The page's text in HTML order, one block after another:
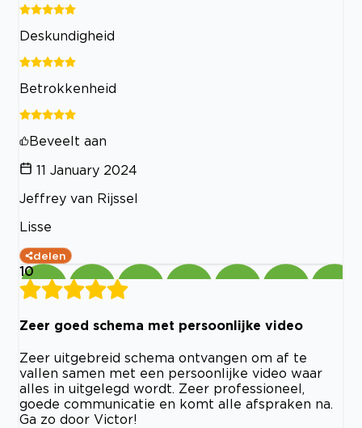
Deskundigheid
Betrokkenheid
Beveelt aan
11 January 2024
Jeffrey van Rijssel
Lisse
delen
10
Zeer goed schema met persoonlijke video
Zeer uitgebreid schema ontvangen om af te
vallen samen met een persoonlijke video waar
alles in uitgelegd wordt. Zeer professioneel,
goede communicatie en komt alle afspraken na.
Ga zo door Victor!